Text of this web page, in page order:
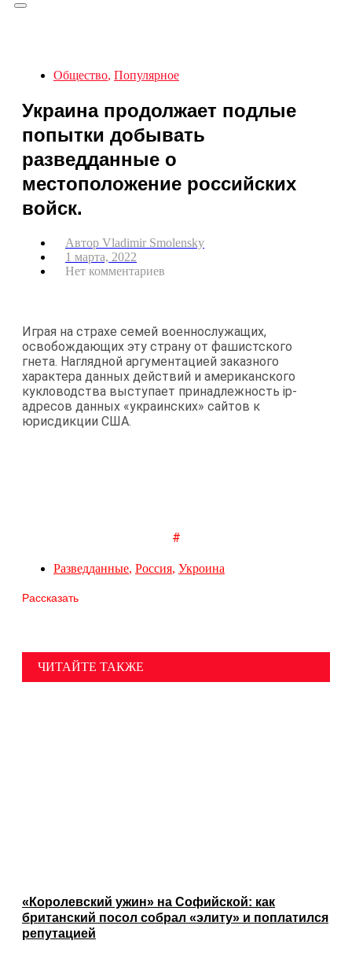
Общество, Популярное
Украина продолжает подлые
попытки добывать
разведданные о
местоположение российских
войск.
Автор Vladimir Smolensky
1 марта, 2022
Нет комментариев
Играя на страхе семей военнослужащих,
освобождающих эту страну от фашистского
гнета. Наглядной аргументацией заказного
характера данных действий и американского
кукловодства выступает принадлежность ip-
адресов данных «украинских» сайтов к
юрисдикции США.
#
Разведданные, Россия, Укроина
Рассказать
ЧИТАЙТЕ ТАКЖЕ
«Королевский ужин» на Софийской: как
британский посол собрал «элиту» и поплатился
репутацией